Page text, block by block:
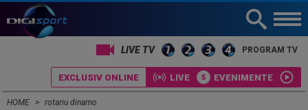
LIVE TV PROGRAM TV
EXCLUSIV ONLINE LIVE EVENIMENTE
HOME rotariu dinamo